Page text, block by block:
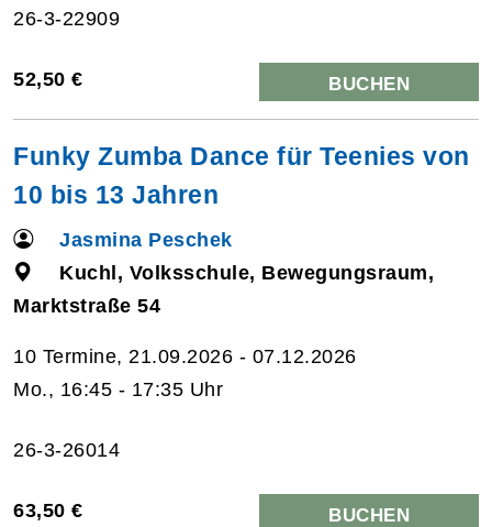
26-3-22909
52,50 € BUCHEN
Funky Zumba Dance für Teenies von
10 bis 13 Jahren
Jasmina Peschek
Kuchl, Volksschule, Bewegungsraum,
Marktstraße 54
10 Termine, 21.09.2026 - 07.12.2026
Mo., 16:45 - 17:35 Uhr
26-3-26014
63,50 € BUCHEN